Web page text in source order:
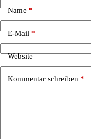
Name*
E-Mail*
Website
Kommentar schreiben *